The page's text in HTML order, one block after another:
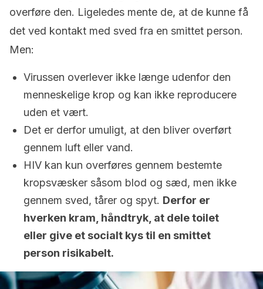
overføre den. Ligeledes mente de, at de kunne få
det ved kontakt med sved fra en smittet person.
Men:
Virussen overlever ikke længe udenfor den
menneskelige krop og kan ikke reproducere
uden et vært.
Det er derfor umuligt, at den bliver overført
gennem luft eller vand.
HIV kan kun overføres gennem bestemte
kropsvæsker såsom blod og sæd, men ikke
gennem sved, tårer og spyt. Derfor er
hverken kram, håndtryk, at dele toilet
eller give et socialt kys til en smittet
person risikabelt.